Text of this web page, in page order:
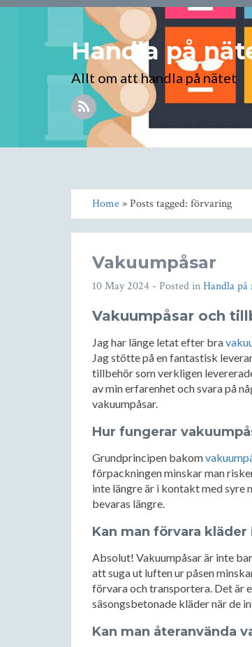
Handla på
Allt om att handla på nätet
Home» Posts tagged: förvaring
Vakuumpåsar
10 May 2024 - Posted inHandla på
Vakuumpåsar och
Jag har länge letat efter bra
Jag stötte på en fantastisk
tillbehör som verkligen
av min erfarenhet och svara på
vakuumpåsar.
Hur fungerar
Grundprincipen bakom
förpackningen minskar man
inte längre är i kontakt med
bevaras längre.
Kan man förvara kläder
Absolut! Vakuumpåsar är inte
att suga ut luften ur påsen
förvara och transportera. Det är
säsongsbetonade kläder när de
Kan man återanvända